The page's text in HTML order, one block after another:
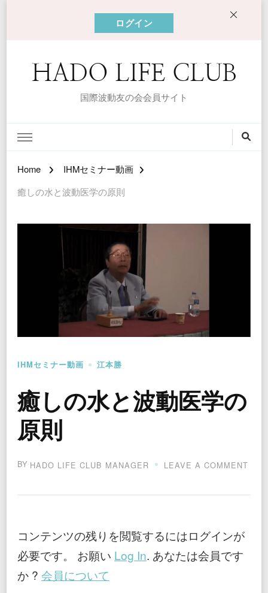
ログイン
HADO LIFE CLUB
国際波動友の会会員サイト
Home
IHMセミナー動画
癒しの水と波動医学の原則
IHMセミナー動画 江本勝
癒しの水と波動医学の
原則
BY HADO LIFE CLUB MANAGER LEAVE A COMMENT
の
コンテンツの残りを閲覧するにはログインが
必要です。 お願い Log In. あなたは会員です
か ? 会員について